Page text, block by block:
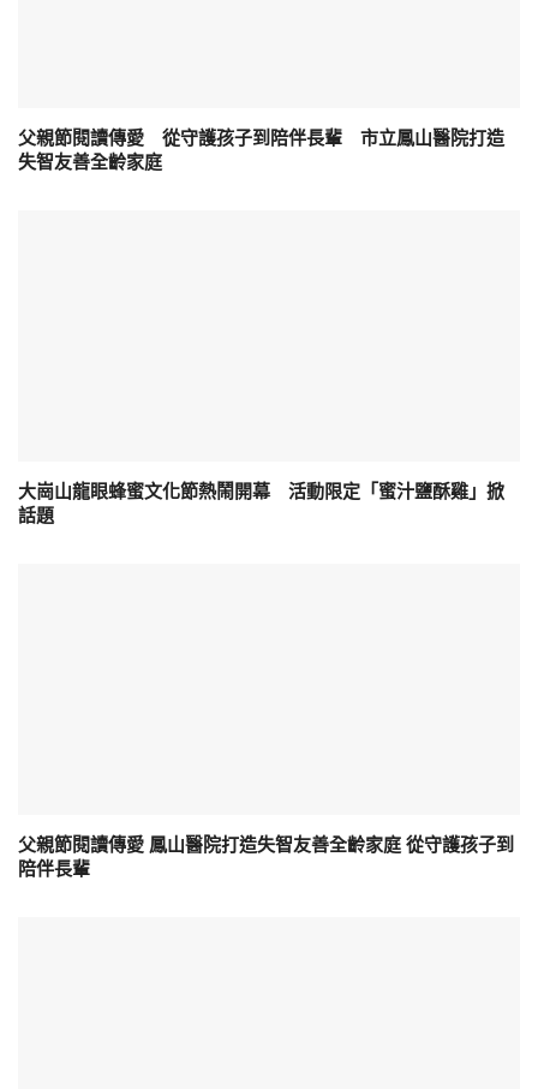
父親節閱讀傳愛 從守護孩子到陪伴長輩 市立鳳山醫院打造
失智友善全齡家庭
大崗山龍眼蜂蜜文化節熱鬧開幕 活動限定「蜜汁鹽酥雞」掀
話題
父親節閱讀傳愛 鳳山醫院打造失智友善全齡家庭 從守護孩子到
陪伴長輩